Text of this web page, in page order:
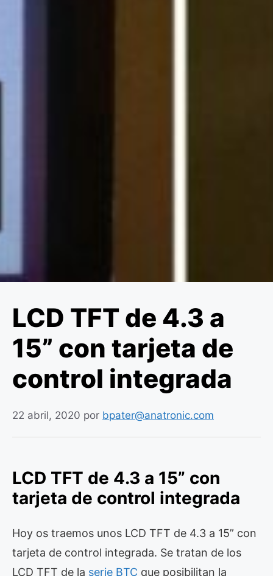
LCD TFT de 4.3 a
15” con tarjeta de
control integrada
22 abril, 2020 por bpater@anatronic.com
LCD TFT de 4.3 a 15” con
tarjeta de control integrada
Hoy os traemos unos LCD TFT de 4.3 a 15” con
tarjeta de control integrada. Se tratan de los
LCD TFT de la serie BTC que posibilitan la